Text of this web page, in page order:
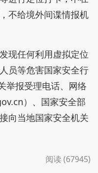
不给境外间谍情报机
现任何利用虚拟定位
员等危害国家安全行
举报受理电话、网络
）、国家安全部
向当地国家安全机关
阅读 (67945)